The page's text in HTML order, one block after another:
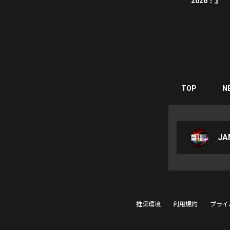
TOP
推奨環境 利用規約 プラ